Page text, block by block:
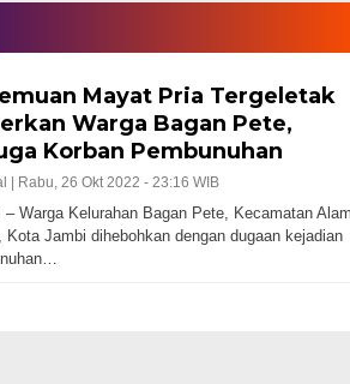
Mayat Pria Tergeletak
Warga Bagan Pete,
Korban Pembunuhan
| Rabu, 26 Okt 2022 - 23:16 WIB
Warga Kelurahan Bagan Pete, Kecamatan
Kota Jambi dihebohkan dengan dugaan kejadian